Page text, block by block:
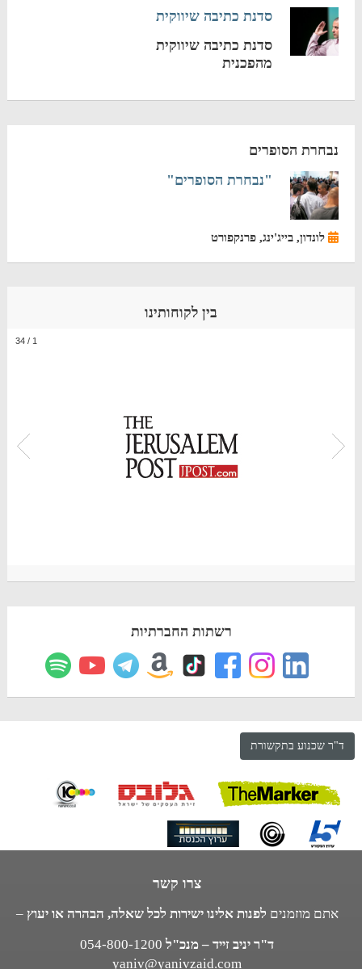
סדנת כתיבה שיווקית
סדנת כתיבה שיווקית
מהפכנית
נבחרת הסופרים
"נבחרת הסופרים"
לונדון, בייג'ינג, פרנקפורט
בין לקוחותינו
1
/
34
רשתות החברתיות
ד"ר שכנוע בתקשורת
צרו קשר
אתם מוזמנים לפנות אלינו ישירות לכל שאלה, הבהרה או יעוץ –
ד"ר יניב זייד – מנכ"ל 054-800-1200
yaniv@yanivzaid.com